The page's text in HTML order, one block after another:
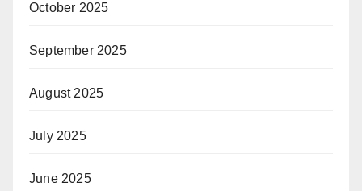
October 2025
September 2025
August 2025
July 2025
June 2025